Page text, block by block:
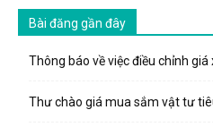
Bài đăng gần đây
Thông báo về việc điều chỉnh giá
Thư chào giá mua sắm vật tư